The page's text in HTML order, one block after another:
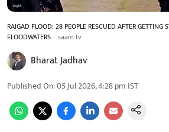
RAIGAD FLOOD: 28 PEOPLE RESCUED AFTER GETTING
FLOODWATERS saam tv
Bharat Jadhav
Published On:05 Jul 2026, 4:28 pm IST